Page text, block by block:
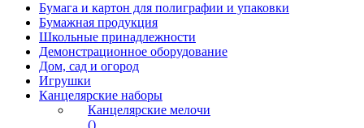
Бумага и картон для полиграфии и упаковки
Бумажная продукция
Школьные принадлежности
Демонстрационное оборудование
Дом, сад и огород
Игрушки
Канцелярские наборы
Канцелярские мелочи
()